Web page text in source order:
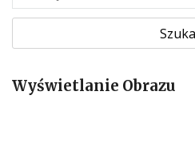
z
k
jWyświetlanie Obrazu